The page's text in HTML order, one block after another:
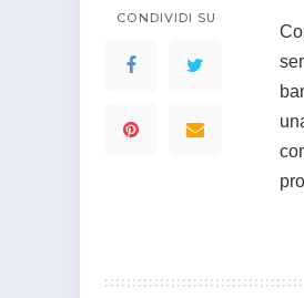
Disegni Kawaii da
CONDIVIDI SU